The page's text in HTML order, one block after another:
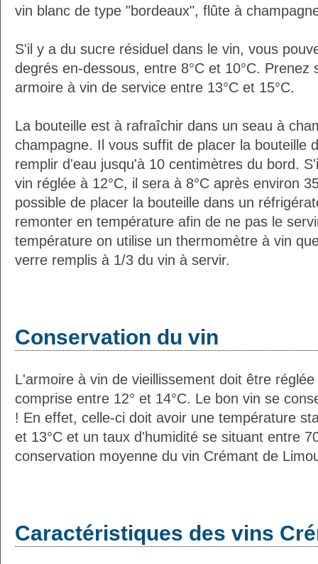
vin blanc de type "bordeaux", flûte à
S'il y a du sucre résiduel dans le vin, vous
degrés en-dessous, entre 8°C et 10°C. Prenez
armoire à vin de service entre 13°C et 15°C.
La bouteille est à rafraîchir dans un seau à
champagne. Il vous suffit de placer la bouteille
remplir d'eau jusqu'à 10 centimètres du bord.
vin réglée à 12°C, il sera à 8°C après environ
possible de placer la bouteille dans un
remonter en température afin de ne pas le
température on utilise un thermomètre à vin
verre remplis à 1/3 du vin à servir.
Conservation du vin
L'armoire à vin de vieillissement doit être
comprise entre 12° et 14°C. Le bon vin se
! En effet, celle-ci doit avoir une température
et 13°C et un taux d'humidité se situant entre
conservation moyenne du vin Crémant de
Caractéristiques des vins